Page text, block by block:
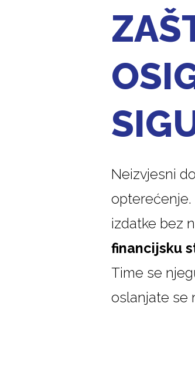
Neizvjesni
opterećenje.
izdatke bez
financijsku
Time se
oslanjate se